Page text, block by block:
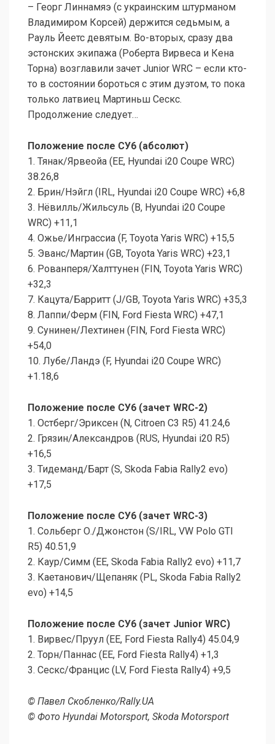
– Георг Линнамяэ (с украинским штурманом
Владимиром Корсей) держится седьмым, а
Рауль Йеетс девятым. Во-вторых, сразу два
эстонских экипажа (Роберта Вирвеса и Кена
Торна) возглавили зачет Junior WRC – если кто-
то в состоянии бороться с этим дуэтом, то пока
только латвиец Мартиньш Сескс.
Продолжение следует…
Положение после СУ6 (абсолют)
1. Тянак/Ярвеойа (EE, Hyundai i20 Coupe WRC)
38.26,8
2. Брин/Нэйгл (IRL, Hyundai i20 Coupe WRC) +6,8
3. Нёвилль/Жильсуль (B, Hyundai i20 Coupe
WRC) +11,1
4. Ожье/Инграссиа (F, Toyota Yaris WRC) +15,5
5. Эванс/Мартин (GB, Toyota Yaris WRC) +23,1
6. Рованперя/Халттунен (FIN, Toyota Yaris WRC)
+32,3
7. Кацута/Барритт (J/GB, Toyota Yaris WRC) +35,3
8. Лаппи/Ферм (FIN, Ford Fiesta WRC) +47,1
9. Сунинен/Лехтинен (FIN, Ford Fiesta WRC)
+54,0
10. Лубе/Ландэ (F, Hyundai i20 Coupe WRC)
+1.18,6
Положение после СУ6 (зачет WRC-2)
1. Остберг/Эриксен (N, Citroen C3 R5) 41.24,6
2. Грязин/Александров (RUS, Hyundai i20 R5)
+16,5
3. Тидеманд/Барт (S, Skoda Fabia Rally2 evo)
+17,5
Положение после СУ6 (зачет WRC-3)
1. Сольберг О./Джонстон (S/IRL, VW Polo GTI
R5) 40.51,9
2. Каур/Симм (EE, Skoda Fabia Rally2 evo) +11,7
3. Каетанович/Щепаняк (PL, Skoda Fabia Rally2
evo) +14,5
Положение после СУ6 (зачет Junior WRC)
1. Вирвес/Пруул (EE, Ford Fiesta Rally4) 45.04,9
2. Торн/Паннас (EE, Ford Fiesta Rally4) +1,3
3. Сескс/Францис (LV, Ford Fiesta Rally4) +9,5
© Павел Скобленко/Rally.UA
© Фото Hyundai Motorsport, Skoda Motorsport